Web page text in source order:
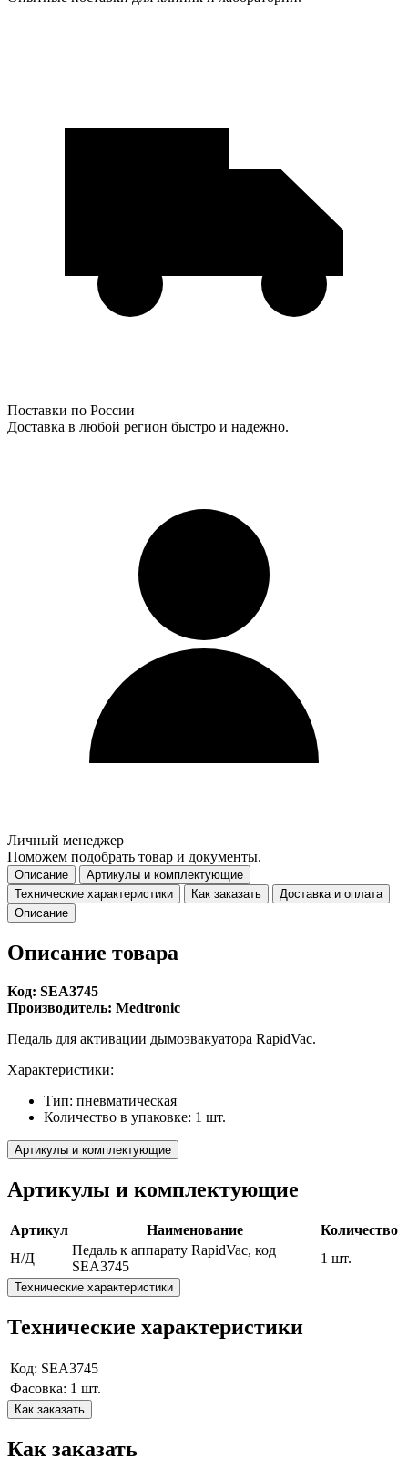
Поставки по России
Доставка в любой регион быстро и надежно.
Личный менеджер
Поможем подобрать товар и документы.
Описание
Артикулы и комплектующие
Технические характеристики
Как заказать
Доставка и оплата
Описание
Описание товара
Код: SEА3745
Производитель: Medtronic
Педаль для активации дымоэвакуатора RapidVac.
Характеристики:
Тип: пневматическая
Количество в упаковке: 1 шт.
Артикулы и комплектующие
Артикулы и комплектующие
Артикул Наименование
Количество
Н/Д
Педаль к аппарату RapidVac, код
SEА3745
1 шт.
Технические характеристики
Технические характеристики
Код: SEА3745
Фасовка: 1 шт.
Как заказать
Как заказать